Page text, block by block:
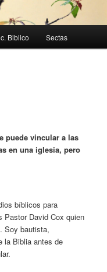
Biblico Sectas
puede vincular a las
en una iglesia, pero
bíblicos para
Pastor David Cox quien
Soy bautista,
la Biblia antes de